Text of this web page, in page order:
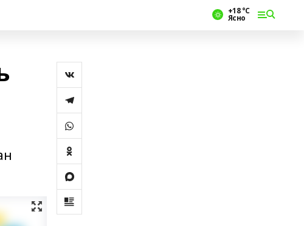
+18 °С
Ясно